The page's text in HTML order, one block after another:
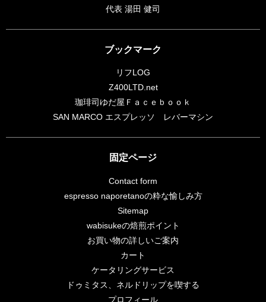
代表 湯田 健司
ブックマーク
リフLOG
Z400LTD.net
珈琲司ゆだ屋Ｆａｃｅｂｏｏｋ
SAN MARCO エスプレッソ レバーマシン
固定ページ
Contact form
espresso naporetanoの粋な愉しみ方
Sitemap
wabisukeの焙煎ポイント
お買い物の詳しいご案内
カート
ケータリングサービス
ドゥミタス、ネルドリップを喫する
プロフィール